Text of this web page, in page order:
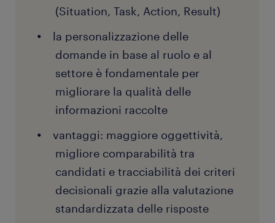
(Situation, Task, Action, Result)
la personalizzazione delle
domande in base al ruolo e al
settore è fondamentale per
migliorare la qualità delle
informazioni raccolte
vantaggi: maggiore oggettività,
migliore comparabilità tra
candidati e tracciabilità dei criteri
decisionali grazie alla valutazione
standardizzata delle risposte